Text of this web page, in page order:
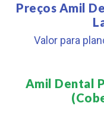
Preços Amil
Valor para
Amil Dental